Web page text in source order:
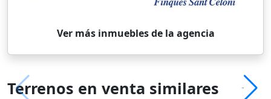
Ver más inmuebles de la agencia
Terrenos en venta similares